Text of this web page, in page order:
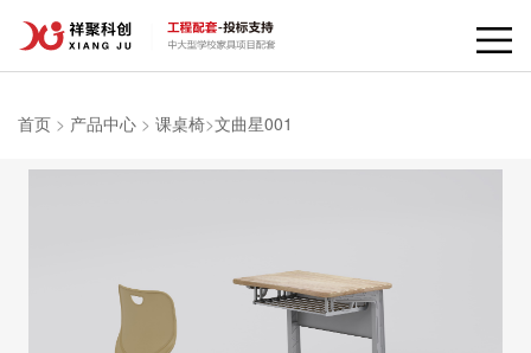
首页 > 产品中心 > 课桌椅>文曲星001